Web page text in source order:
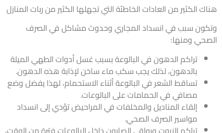
الكثير من العادات الخاطئة التي تجهلها الكثير من ربات المنازل
سبب في انسداد المجاري وحدوث مشاكل في الصرف
ومنها:
تراكم الدهون في البالوعة بسبب غسل أدوات الطهي الميلة
بالدهون، لذلك يجب سكب ماء ساخن لإذابة هذه الدهون.
تساقط الشعر في البالوعة أثناء الاستحمام، لهذا يفضل وضع
مصافي في الحمامات على البالوعات.
إلقاء المناديل والمخلفات في المراحيض تؤدي إلى انسداد
مواسير الصرف الصحي.